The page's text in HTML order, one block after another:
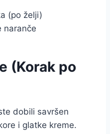
(po želji)
naranče
(Korak po
dobili savršen
i glatke kreme.